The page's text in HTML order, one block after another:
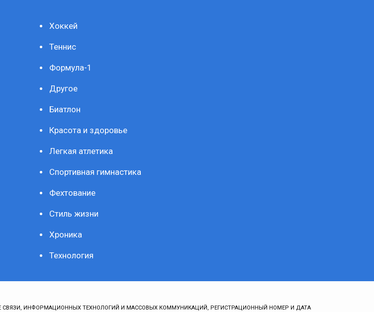
Хоккей
Теннис
Формула-1
Другое
Биатлон
Красота и здоровье
Легкая атлетика
Спортивная гимнастика
Фехтование
Стиль жизни
Хроника
Технология
ИНФОРМАЦИОННЫХ ТЕХНОЛОГИЙ И МАССОВЫХ КОММУНИКАЦИЙ, РЕГИСТРАЦИОННЫЙ НОМЕР И ДАТА